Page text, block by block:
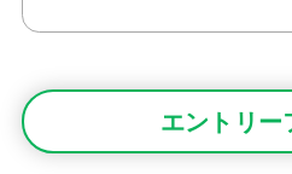
エントリー